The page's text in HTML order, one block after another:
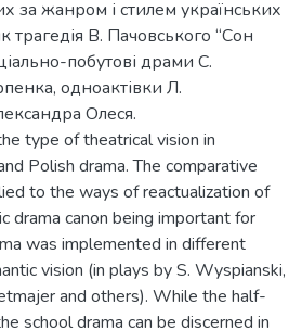
за жанром і стилем українських
трагедія В. Пачовського “Сон
побутові драми С.
одноактівки Л.
Олеся.
type of theatrical vision in
Polish drama. The comparative
to the ways of reactualization of
drama canon being important for
was implemented in different
vision (in plays by S. Wyspianski,
and others). While the half-
school drama can be discerned in